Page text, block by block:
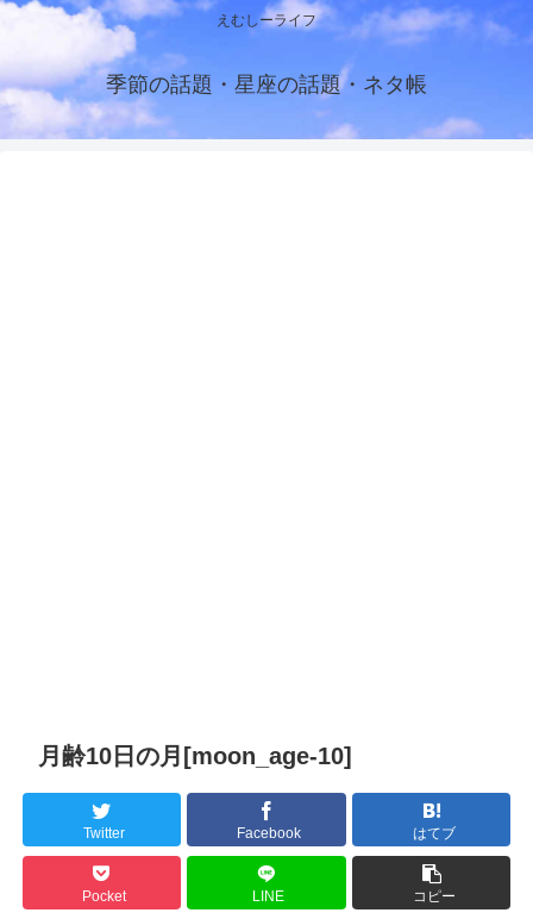
えむしーライフ
季節の話題・星座の話題・ネタ帳
月齢10日の月[moon_age-10]
Twitter Facebook はてブ
Pocket LINE コピー